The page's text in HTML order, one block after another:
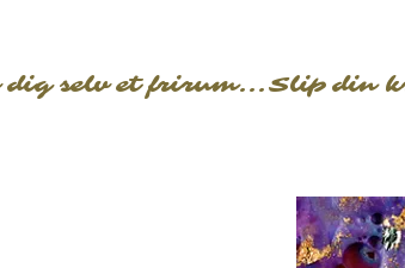
dig selv et frirum...Slip din